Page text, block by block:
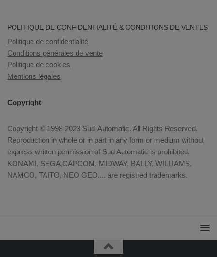
POLITIQUE DE CONFIDENTIALITÉ & CONDITIONS DE VENTES
Politique de confidentialité
Conditions générales de vente
Politique de cookies
Mentions légales
Copyright
Copyright © 1998-2023 Sud-Automatic. All Rights Reserved.
Reproduction in whole or in part in any form or medium without
express written permission of Sud Automatic is prohibited.
KONAMI, SEGA,CAPCOM, MIDWAY, BALLY, WILLIAMS,
NAMCO, TAITO, NEO GEO.... are registred trademarks.